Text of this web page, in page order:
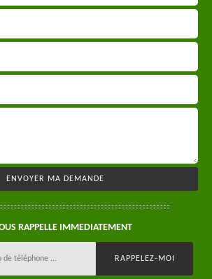
RAPPELLE IMMEDIATEMENT